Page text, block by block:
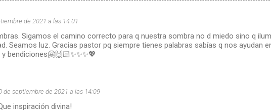
de 2021 a las 14:01
Sigamos el camino correcto para q nuestra sombra no d miedo sino q
Seamos luz. Gracias pastor pq siempre tienes palabras sabías q nos ayudan
bendiciones🤗🙌🏻✨✨✨💖
de septiembre de 2021 a las 14:09
inspiración divina!